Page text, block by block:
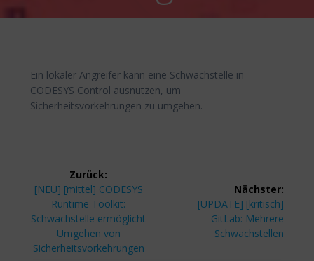
Ein lokaler Angreifer kann eine Schwachstelle in
CODESYS Control ausnutzen, um
Sicherheitsvorkehrungen zu umgehen.
Beitragsnavigation
Zurück:
Vorheriger
Beitrag:
[NEU] [mittel] CODESYS
Runtime Toolkit:
Schwachstelle ermöglicht
Umgehen von
Sicherheitsvorkehrungen
Nächster:
Nächster
Beitrag:
[UPDATE] [kritisch]
GitLab: Mehrere
Schwachstellen